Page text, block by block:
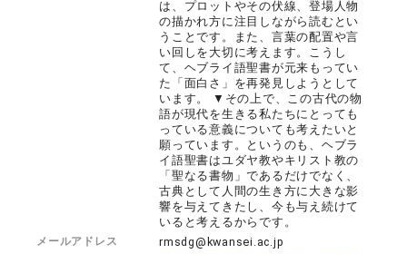
は、プロットやその伏線、登場人物
の描かれ方に注目しながら読むとい
うことです。また、言葉の配置や言
い回しを大切に考えます。こうし
て、ヘブライ語聖書が元来もってい
た「面白さ」を再発見しようとして
います。 ▼その上で、この古代の物
語が現代を生きる私たちにとっても
っている意義についても考えたいと
願っています。というのも、ヘブラ
イ語聖書はユダヤ教やキリスト教の
「聖なる書物」であるだけでなく、
古典として人間の生き方に大きな影
響を与えてきたし、今も与え続けて
いると考えるからです。
メールアドレス rmsdg@kwansei.ac.jp